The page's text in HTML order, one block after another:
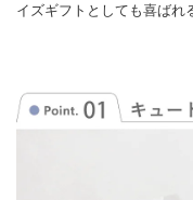
その他
◆用途
入進学、卒業、誕生日 な
メッセージシール「定型」
イズギフトとしても喜ば